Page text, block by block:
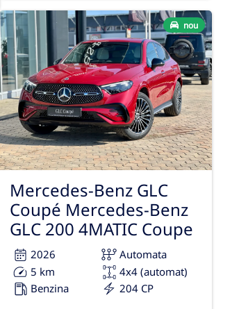
nou
Mercedes-Benz GLC
Coupé Mercedes-Benz
GLC 200 4MATIC Coupe
2026
Automata
5 km
4x4 (automat)
Benzina
204 CP